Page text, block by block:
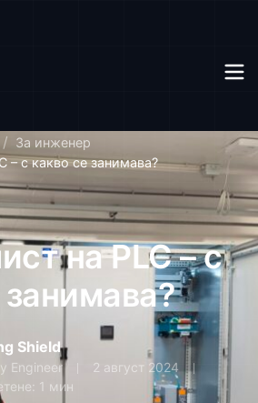
За инженер
– с какво се занимава?
на PLC – с
Shield
Engineer
2 август 2024
1 мин